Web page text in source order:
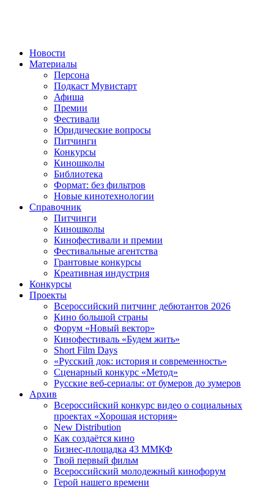
Новости
Материалы
Персона
Подкаст Мувистарт
Афиша
Премии
Фестивали
Юридические вопросы
Питчинги
Конкурсы
Киношколы
Библиотека
Формат: без фильтров
Новые кинотехнологии
Справочник
Питчинги
Киношколы
Кинофестивали и премии
Фестивальные агентства
Грантовые конкурсы
Креативная индустрия
Конкурсы
Проекты
Всероссийский питчинг дебютантов 2026
Кино большой страны
Форум «Новый вектор»
Кинофестиваль «Будем жить»
Short Film Days
«Русский док: история и современность»
Сценарный конкурс «Метод»
Русские веб-сериалы: от бумеров до зумеров
Архив
Всероссийский конкурс видео о социальных
проектах «Хорошая история»
New Distribution
Как создаётся кино
Бизнес-площадка 43 ММКФ
Твой первый фильм
Всероссийский молодежный кинофорум
Герой нашего времени